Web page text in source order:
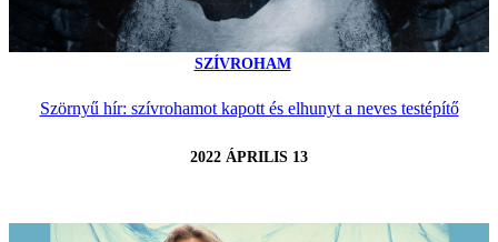
SZÍVROHAM
Szörnyű hír: szívrohamot kapott és elhunyt a neves testépítő
2022 ÁPRILIS 13